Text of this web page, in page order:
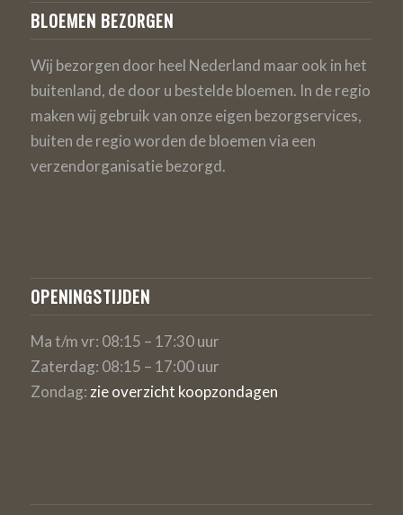
BLOEMEN BEZORGEN
Wij bezorgen door heel Nederland maar ook in het
buitenland, de door u bestelde bloemen. In de regio
maken wij gebruik van onze eigen bezorgservices,
buiten de regio worden de bloemen via een
verzendorganisatie bezorgd.
OPENINGSTIJDEN
Ma t/m vr: 08:15 – 17:30 uur
Zaterdag: 08:15 – 17:00 uur
Zondag:zie overzicht koopzondagen